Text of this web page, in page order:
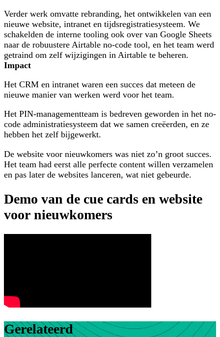
Verder werk omvatte rebranding, het ontwikkelen van een
nieuwe website, intranet en tijdsregistratiesysteem. We
schakelden de interne tooling ook over van Google Sheets
naar de robuustere Airtable no-code tool, en het team werd
getraind om zelf wijzigingen in Airtable te beheren.
Impact
Het CRM en intranet waren een succes dat meteen de
nieuwe manier van werken werd voor het team.
Het PIN-managementteam is bedreven geworden in het no-
code administratiesysteem dat we samen creëerden, en ze
hebben het zelf bijgewerkt.
De website voor nieuwkomers was niet zo’n groot succes.
Het team had eerst alle perfecte content willen verzamelen
en pas later de websites lanceren, wat niet gebeurde.
Demo van de cue cards en website
voor nieuwkomers
Gerelateerd